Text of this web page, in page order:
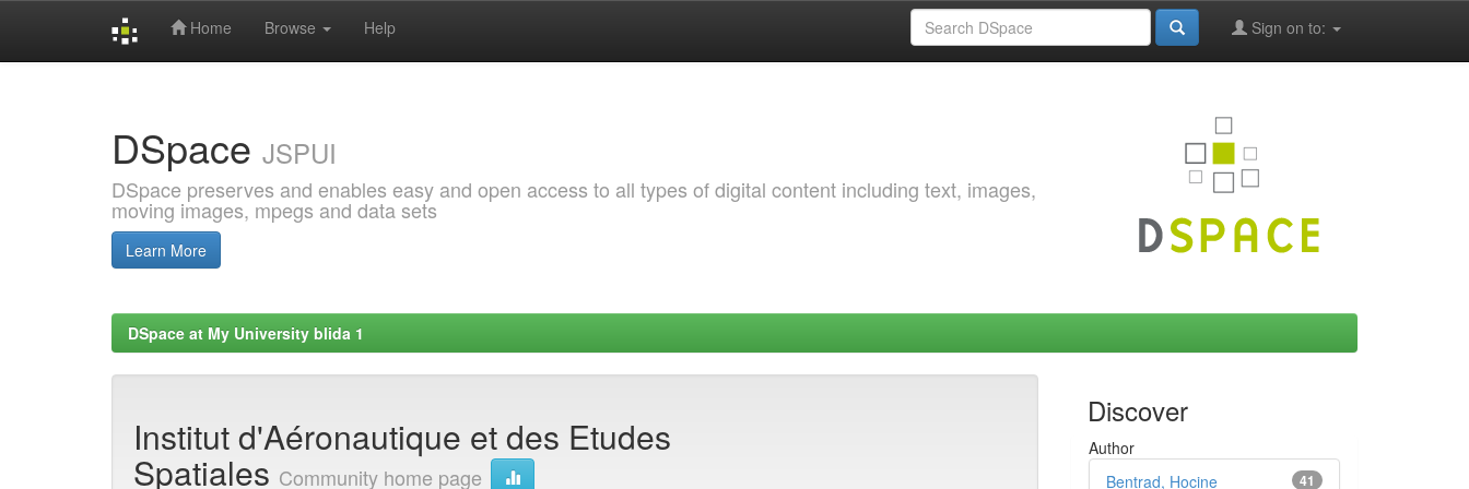
Home Browse Help Sign on to:
DSpace JSPUI
DSpace preserves and enables easy and open access to all types of digital content including text, images,
moving images, mpegs and data sets
Learn More
DSpace at My University blida 1
Institut d'Aéronautique et des Etudes
Spatiales Community home page
Discover
Author
41
Bentrad, Hocine